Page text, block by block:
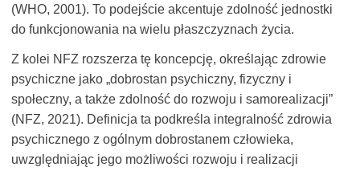
(WHO, 2001). To podejście akcentuje zdolność jednostki
do funkcjonowania na wielu płaszczyznach życia.
Z kolei NFZ rozszerza tę koncepcję, określając zdrowie
psychiczne jako „dobrostan psychiczny, fizyczny i
społeczny, a także zdolność do rozwoju i samorealizacji”
(NFZ, 2021). Definicja ta podkreśla integralność zdrowia
psychicznego z ogólnym dobrostanem człowieka,
uwzględniając jego możliwości rozwoju i realizacji